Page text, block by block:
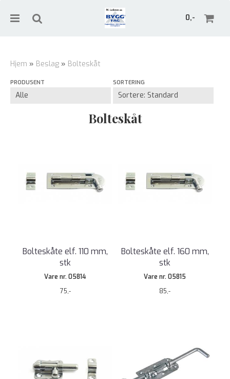
0,-
Hjem » Beslag » Bolteskåt
PRODUSENT SORTERING
Bolteskåt
Bolteskåte elf. 110 mm,
stk
Vare nr. 05814
75,-
Bolteskåte elf. 160 mm,
stk
Vare nr. 05815
85,-